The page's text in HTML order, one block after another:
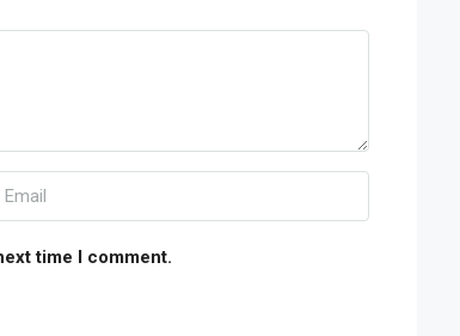
time I comment.